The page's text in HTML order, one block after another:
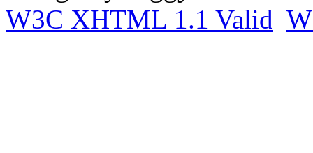
W3C XHTML 1.1 Valid